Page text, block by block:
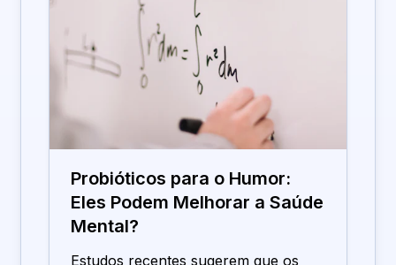
Probióticos para o Humor:
Eles Podem Melhorar a Saúde
Mental?
Estudos recentes sugerem que os